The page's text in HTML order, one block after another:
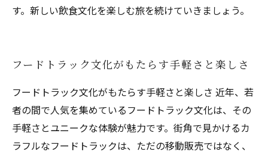
す。新しい飲食文化を楽しむ旅を続けていきましょう。
フードトラック文化がもたらす手軽さと楽しさ
フードトラック文化がもたらす手軽さと楽しさ 近年、若
者の間で人気を集めているフードトラック文化は、その
手軽さとユニークな体験が魅力です。街角で見かけるカ
ラフルなフードトラックは、ただの移動販売ではなく、